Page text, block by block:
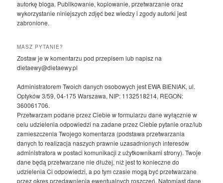
autorkę bloga. Publikowanie, kopiowanie, przetwarzanie oraz
wykorzystanie niniejszych zdjęć bez wiedzy i zgody autorki jest
zabronione.
MASZ PYTANIE?
Zostaw je w komentarzu pod przepisem lub napisz na
dietaewy@dietaewy.pl
Administratorem Twoich danych osobowych jest EWA BIENIAK, ul.
Optyków 3/59, 04-175 Warszawa, NIP: 1132518214, REGON:
360061706.
Przetwarzam podane przez Ciebie w formularzu dane wyłącznie w
celu udzielenia odpowiedzi na zadane przez Ciebie pytanie oraz/lub
zamieszczenia Twojego komentarza (podstawa przetwarzania
danych to realizacja naszych prawnie uzasadnionych interesów
administratora w postaci komunikacji z użytkownikami strony). Twoje
dane będą przetwarzane nie dłużej, niż jest to konieczne do
udzielenia Ci odpowiedzi, a po tym czasie mogą być przetwarzane
przez okres przedawnienia ewentualnych roszczeń. Natomiast dane